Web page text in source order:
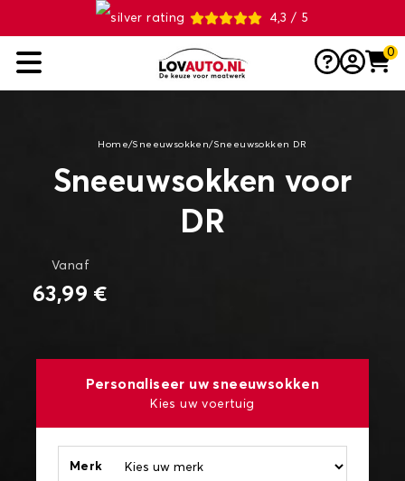
4,3 / 5
0
Home/Sneeuwsokken/ Sneeuwsokken DR
Sneeuwsokken voor
DR
Vanaf
63,99 €
Personaliseer uw sneeuwsokken
Kies uw voertuig
Merk